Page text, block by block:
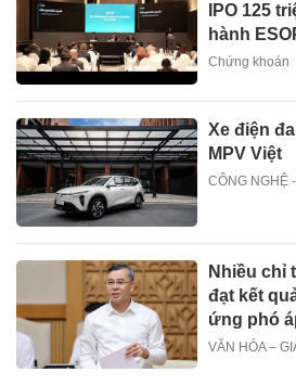
IPO 125
hành
Chứng khoán
Xe điện
MPV Việt
CÔNG NGHỆ
Nhiều chỉ
đạt kết
ứng phó
VĂN HÓA –